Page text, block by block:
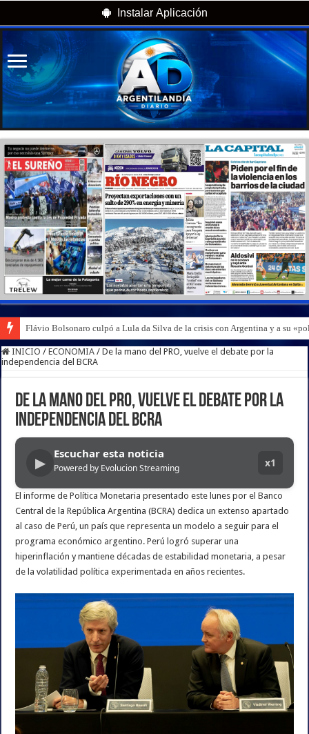
Instalar Aplicación
Flávio Bolsonaro culpó a Lula da Silva de la crisis con Argentina y a su
INICIO / ECONOMIA / De la mano del PRO, vuelve el debate por la
independencia del BCRA
De la mano del PRO, vuelve el debate por la
independencia del BCRA
▶
Escuchar esta noticia
Powered by Evolucion Streaming x1
El informe de Política Monetaria presentado este lunes por el Banco
Central de la República Argentina (BCRA) dedica un extenso apartado
al caso de Perú, un país que representa un modelo a seguir para el
programa económico argentino. Perú logró superar una
hiperinflación y mantiene décadas de estabilidad monetaria, a pesar
de la volatilidad política experimentada en años recientes.